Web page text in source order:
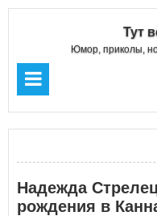
Тут
Юмор, приколы,
Надежда
рождения в